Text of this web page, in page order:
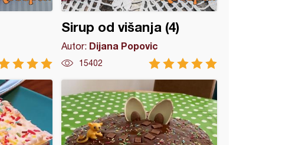
Sirup od višanja (4)
Autor: Dijana Popovic
15402